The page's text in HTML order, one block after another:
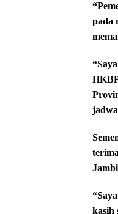
pada
kasih